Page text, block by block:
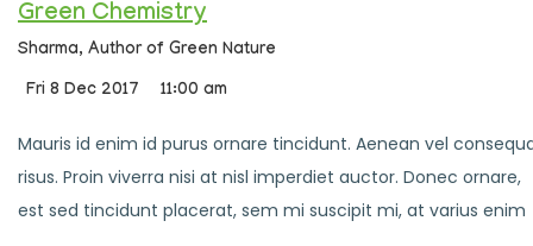
Green Chemistry
Sharma, Author of Green Nature
Fri 8 Dec 2017 11:00 am
Mauris id enim id purus ornare tincidunt. Aenean vel
risus. Proin viverra nisi at nisl imperdiet auctor. Donec ornare,
est sed tincidunt placerat, sem mi suscipit mi, at varius enim